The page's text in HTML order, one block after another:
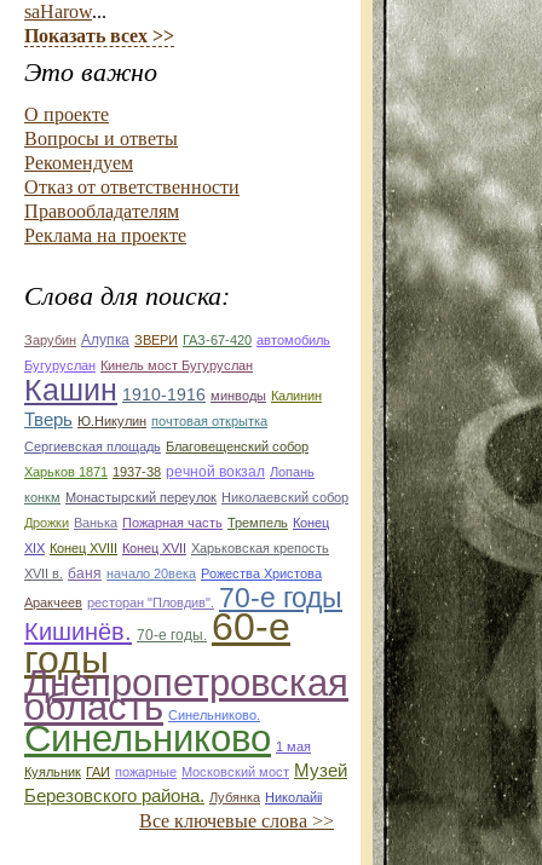
saHarow...
Показать всех >>
Это важно
О проекте
Вопросы и ответы
Рекомендуем
Отказ от ответственности
Правообладателям
Реклама на проекте
Слова для поиска:
Зарубин Алупка ЗВЕРИ ГАЗ-67-420 автомобиль
Бугуруслан Кинель мост Бугуруслан
Кашин 1910-1916 минводы Калинин
Тверь Ю.Никулин почтовая открытка
Сергиевская площадь Благовещенский собор
Харьков 1871 1937-38 речной вокзал Лопань
конкм Монастырский переулок Николаевский собор
Дрожки Ванька Пожарная часть Тремпель Конец
XIX Конец XVIII Конец XVII Харьковская крепость
XVII в. баня начало 20века Рожества Христова
Аракчеев ресторан "Пловдив". 70-е годы
Кишинёв. 70-е годы. 60-е
годы
Днепропетровская
область Синельниково.
Синельниково 1 мая
Куяльник ГАИ пожарные Московский мост Музей
Березовского района. Лубянка Николайii
Все ключевые слова >>